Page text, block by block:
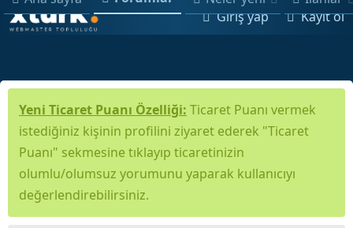
Giriş yap Kayıt ol
Yeni Ticaret Puanı Özelliği: Ticaret Puanı vermek
istediğiniz kişinin profilini ziyaret ederek "Ticaret
Puanı" sekmesine tıklayıp ticaretinizin
olumlu/olumsuz yorumunu yaparak kullanıcıyı
değerlendirebilirsiniz.